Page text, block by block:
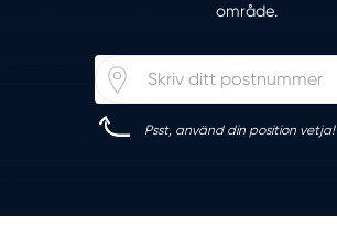
område.
Psst, använd din position vetja!